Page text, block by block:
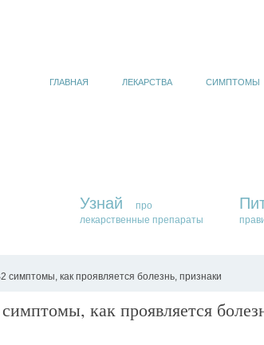
ГЛАВНАЯ ЛЕКАРСТВА СИМПТОМЫ
Узнай
про
лекарственные препараты
симптомы, как проявляется болезнь, признаки
как проявляется